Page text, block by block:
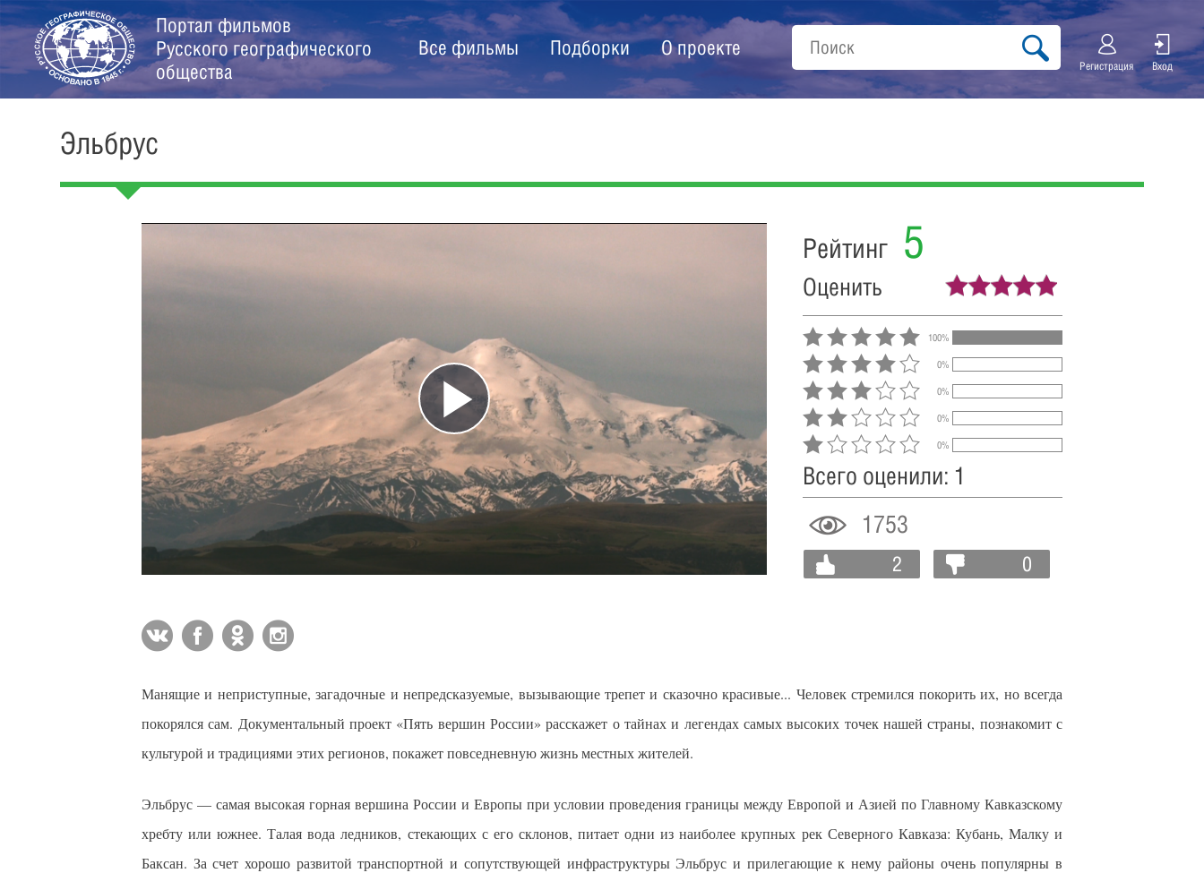
Портал фильмов
Русского географического
общества
Все фильмы Подборки О проекте
Регистрация Вход
Эльбрус
Play
Video
1753
2 0
Рейтинг 5
Оценить
100%
0%
0%
0%
0%
Всего оценили: 1
Манящие и неприступные, загадочные и непредсказуемые, вызывающие трепет и сказочно красивые... Человек стремился покорить их, но всегда
покорялся сам. Документальный проект «Пять вершин России» расскажет о тайнах и легендах самых высоких точек нашей страны, познакомит с
культурой и традициями этих регионов, покажет повседневную жизнь местных жителей.
Эльбрус — самая высокая горная вершина России и Европы при условии проведения границы между Европой и Азией по Главному Кавказскому
хребту или южнее. Талая вода ледников, стекающих с его склонов, питает одни из наиболее крупных рек Северного Кавказа: Кубань, Малку и
Баксан. За счет хорошо развитой транспортной и сопутствующей инфраструктуры Эльбрус и прилегающие к нему районы очень популярны в